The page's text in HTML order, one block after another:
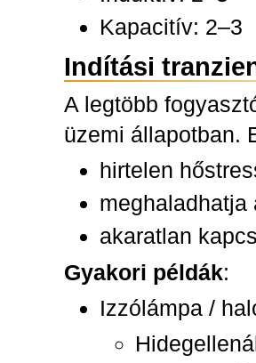
Kapacitív: 2–3
Indítási
A legtöbb
üzemi állapotban.
hirtelen
meghaladhatja
akaratlan
Gyakori példák:
Izzólámpa /